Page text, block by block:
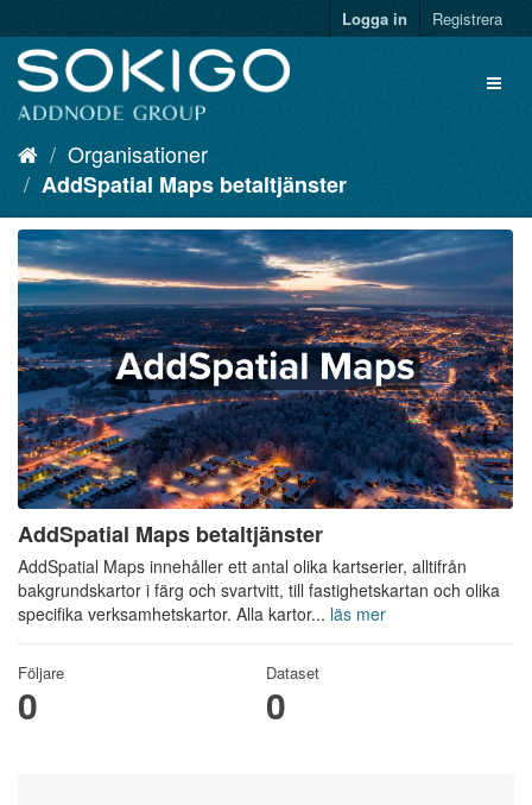
Logga in Registrera
Organisationer
AddSpatial Maps betaltjänster
AddSpatial Maps betaltjänster
AddSpatial Maps innehåller ett antal olika kartserier, alltifrån
bakgrundskartor i färg och svartvitt, till fastighetskartan och olika
specifika verksamhetskartor. Alla kartor... läs mer
Följare
0
Dataset
0